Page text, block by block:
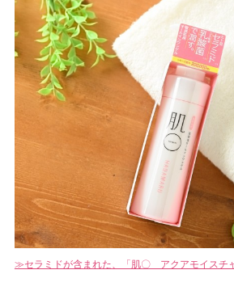
セラミドが含まれた、「肌〇 アクアモイスチャ